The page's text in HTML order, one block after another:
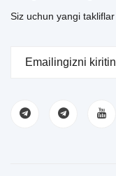
Siz uchun yangi